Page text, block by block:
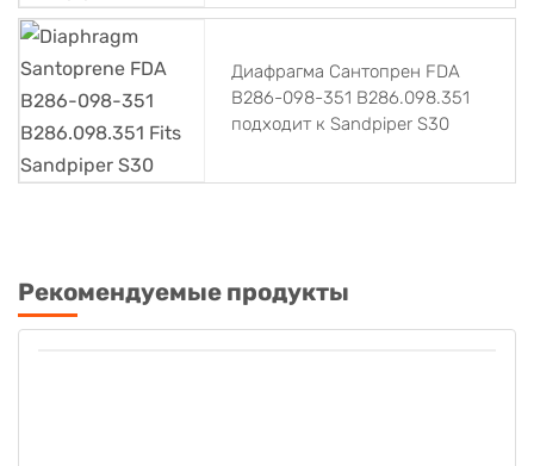
Диафрагма Сантопрен FDA
B286-098-351 B286.098.351
подходит к Sandpiper S30
Рекомендуемые продукты